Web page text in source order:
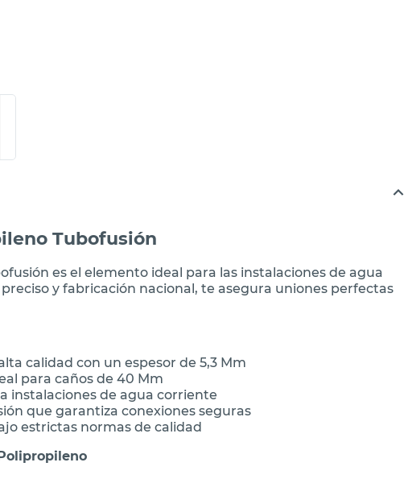
Tubofusión
es el elemento ideal para las instalaciones de agua
y fabricación nacional, te asegura uniones perfectas
calidad con un espesor de 5,3 Mm
para caños de 40 Mm
instalaciones de agua corriente
que garantiza conexiones seguras
estrictas normas de calidad